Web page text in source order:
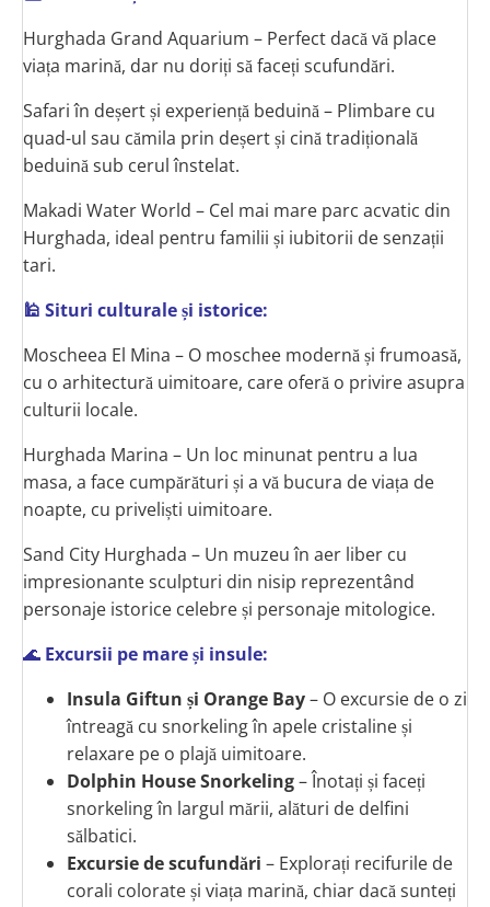
Hurghada Grand Aquarium – Perfect dacă vă place
viața marină, dar nu doriți să faceți scufundări.
Safari în deșert și experiență beduină – Plimbare cu
quad-ul sau cămila prin deșert și cină tradițională
beduină sub cerul înstelat.
Makadi Water World – Cel mai mare parc acvatic din
Hurghada, ideal pentru familii și iubitorii de senzații
tari.
🕌 Situri culturale și istorice:
Moscheea El Mina – O moschee modernă și frumoasă,
cu o arhitectură uimitoare, care oferă o privire asupra
culturii locale.
Hurghada Marina – Un loc minunat pentru a lua
masa, a face cumpărături și a vă bucura de viața de
noapte, cu priveliști uimitoare.
Sand City Hurghada – Un muzeu în aer liber cu
impresionante sculpturi din nisip reprezentând
personaje istorice celebre și personaje mitologice.
🌊 Excursii pe mare și insule:
Insula Giftun și Orange Bay– O excursie de o zi
întreagă cu snorkeling în apele cristaline și
relaxare pe o plajă uimitoare.
Dolphin House Snorkeling– Înotați și faceți
snorkeling în largul mării, alături de delfini
sălbatici.
Excursie de scufundări – Explorați recifurile de
corali colorate și viața marină, chiar dacă sunteți